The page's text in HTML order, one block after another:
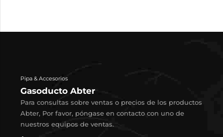
Pipa & Accesorios
Gasoducto Abter
Para consultas sobre ventas o precios de los productos
Abter, Por favor, póngase en contacto con uno de
nuestros equipos de ventas.